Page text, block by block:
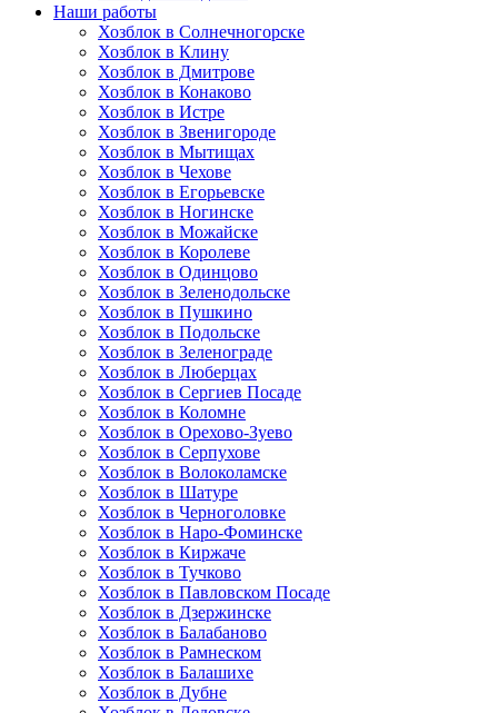
Наши работы
Хозблок в Солнечногорске
Хозблок в Клину
Хозблок в Дмитрове
Хозблок в Конаково
Хозблок в Истре
Хозблок в Звенигороде
Хозблок в Мытищах
Хозблок в Чехове
Хозблок в Егорьевске
Хозблок в Ногинске
Хозблок в Можайске
Хозблок в Королеве
Хозблок в Одинцово
Хозблок в Зеленодольске
Хозблок в Пушкино
Хозблок в Подольске
Хозблок в Зеленограде
Хозблок в Люберцах
Хозблок в Сергиев Посаде
Хозблок в Коломне
Хозблок в Орехово-Зуево
Хозблок в Серпухове
Хозблок в Волоколамске
Хозблок в Шатуре
Хозблок в Черноголовке
Хозблок в Наро-Фоминске
Хозблок в Киржаче
Хозблок в Тучково
Хозблок в Павловском Посаде
Хозблок в Дзержинске
Хозблок в Балабаново
Хозблок в Рамнеском
Хозблок в Балашихе
Хозблок в Дубне